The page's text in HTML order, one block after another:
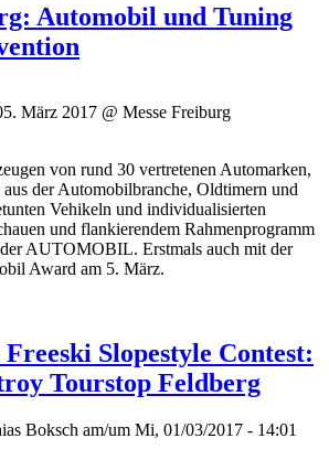
Automobil und Tuning
März 2017 @ Messe Freiburg
von rund 30 vertretenen Automarken,
der Automobilbranche, Oldtimern und
Vehikeln und individualisierten
und flankierendem Rahmenprogramm
AUTOMOBIL. Erstmals auch mit der
Award am 5. März.
Slopestyle Contest:
Tourstop Feldberg
Boksch am/um Mi, 01/03/2017 - 14:01